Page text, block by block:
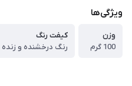
ویژگی‌ها
وزن
100 گرم
کیفت رنگ
رنگ درخشنده و زنده